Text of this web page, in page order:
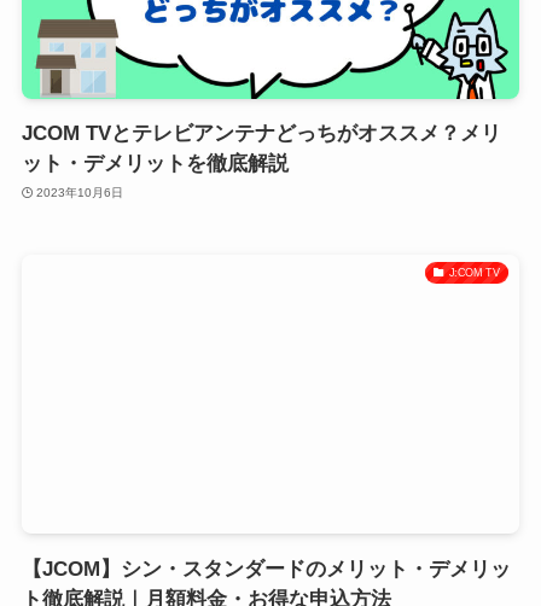
JCOM TVとテレビアンテナどっちがオススメ？メリ
ット・デメリットを徹底解説
2023年10月6日
J:COM TV
【JCOM】シン・スタンダードのメリット・デメリッ
ト徹底解説｜月額料金・お得な申込方法